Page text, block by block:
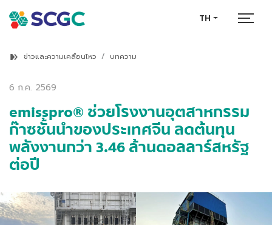
TH
ข่าวและความเคลื่อนไหว บทความ
6 ก.ค. 2569
emisspro® ช่วยโรงงานอุตสาหกรรม
ก๊าซชั้นนำของประเทศจีน ลดต้นทุน
พลังงานกว่า 3.46 ล้านดอลลาร์สหรัฐ
ต่อปี